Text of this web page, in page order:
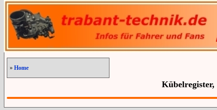
» Home
Kübelregister,